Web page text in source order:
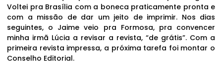
Voltei pra Brasília com a boneca praticamente pronta e
com a missão de dar um jeito de imprimir. Nos dias
seguintes, o Jaime veio pra Formosa, pra convencer
minha irmã Lúcia a revisar a revista, “de grátis”. Com a
primeira revista impressa, a próxima tarefa foi montar o
Conselho Editorial.